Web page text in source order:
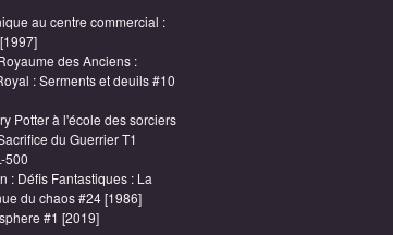
au centre commercial :
des Anciens :
: Serments et deuils #10
Potter à l'école des sorciers
du Guerrier T1
500
: Défis Fantastiques : La
du chaos #24 [1986]
#1 [2019]